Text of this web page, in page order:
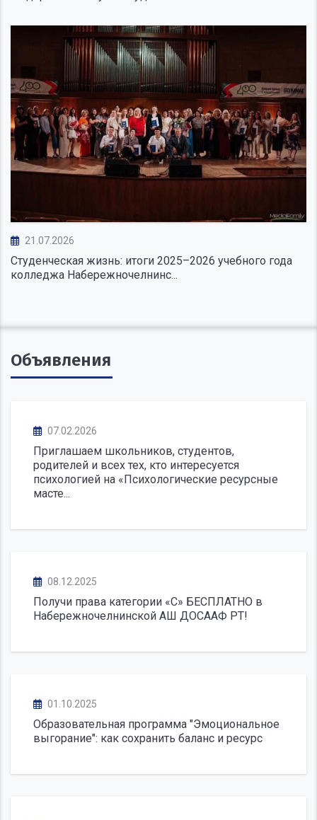
21.07.2026
Студенческая жизнь: итоги 2025–2026 учебного года
колледжа Набережночелнинс...
Объявления
07.02.2026
Приглашаем школьников, студентов,
родителей и всех тех, кто интересуется
психологией на «Психологические ресурсные
масте...
08.12.2025
Получи права категории «С» БЕСПЛАТНО в
Набережночелнинской АШ ДОСААФ РТ!
01.10.2025
Образовательная программа "Эмоциональное
выгорание": как сохранить баланс и ресурс